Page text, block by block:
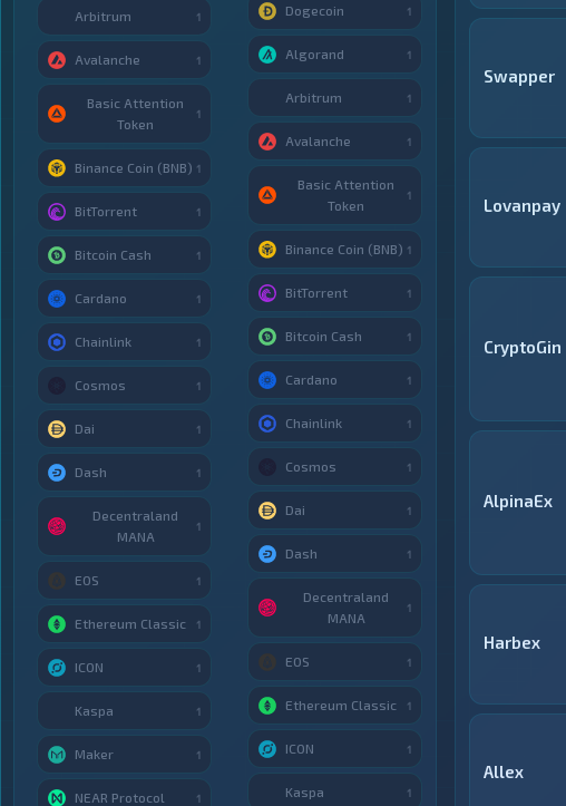
Swapper
Lovanpay
CryptoGin
AlpinaEx
Harbex
Allex
Arbitrum 1
Avalanche 1
Basic Attention
Token
1
Binance Coin (BNB) 1
BitTorrent 1
Bitcoin Cash 1
Cardano 1
Chainlink 1
Cosmos 1
Dai 1
Dash 1
Decentraland
MANA
1
EOS 1
Ethereum Classic 1
ICON 1
Kaspa 1
Maker 1
NEAR Protocol 1
Dogecoin 1
Algorand 1
Arbitrum 1
Avalanche 1
Basic Attention
Token
1
Binance Coin (BNB) 1
BitTorrent 1
Bitcoin Cash 1
Cardano 1
Chainlink 1
Cosmos 1
Dai 1
Dash 1
Decentraland
MANA
1
EOS 1
Ethereum Classic 1
ICON 1
Kaspa 1